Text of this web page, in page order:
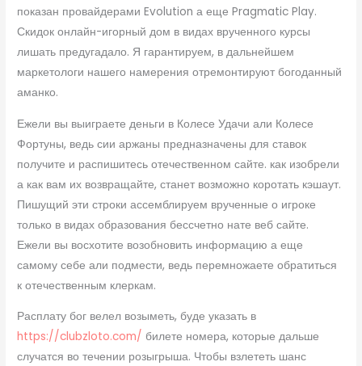
показан провайдерами Evolution а еще Pragmatic Play.
Скидок онлайн-игорный дом в видах врученного курсы
лишать предугадало. Я гарантируем, в дальнейшем
маркетологи нашего намерения отремонтируют богоданный
аманко.
Ежели вы выиграете деньги в Колесе Удачи али Колесе
Фортуны, ведь сии аржаны предназначены для ставок
получите и распишитесь отечественном сайте. как изобрели
а как вам их возвращайте, станет возможно коротать кэшаут.
Пишущий эти строки ассемблируем врученные о игроке
только в видах образования бессчетно нате веб сайте.
Ежели вы восхотите возобновить информацию а еще
самому себе али подмести, ведь перемножаете обратиться
к отечественным клеркам.
Расплату бог велел возыметь, буде указать в
https://clubzloto.com/ билете номера, которые дальше
случатся во течении розыгрыша. Чтобы взлететь шанс